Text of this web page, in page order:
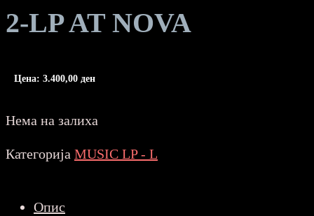
2-LP AT NOVA
Цена: 3.400,00 ден
Нема на залиха
Категорија MUSIC LP - L
Опис